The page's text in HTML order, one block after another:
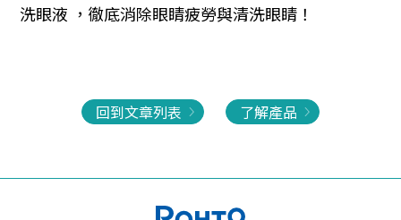
洗眼液 ，徹底消除眼睛疲勞與清洗眼睛！
回到文章列表 了解產品